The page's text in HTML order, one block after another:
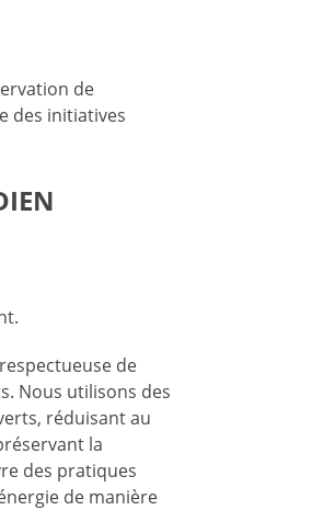
de
des initiatives
de
Nous utilisons des
réduisant au
la
des pratiques
de manière